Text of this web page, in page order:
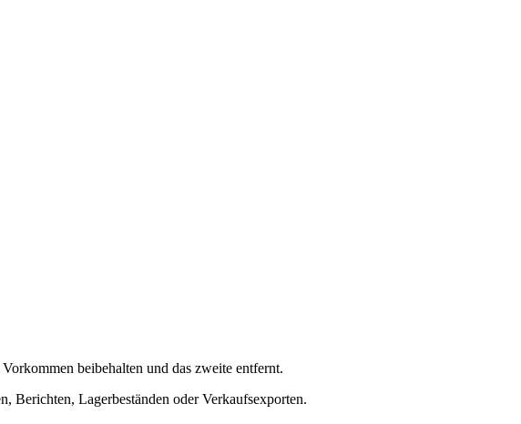
beibehalten und das zweite entfernt.
Berichten, Lagerbeständen oder Verkaufsexporten.